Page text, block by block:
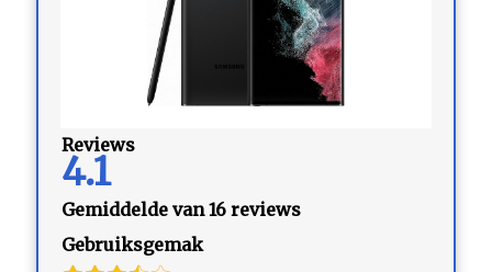
Reviews
4.1
Gemiddelde van 16 reviews
Gebruiksgemak